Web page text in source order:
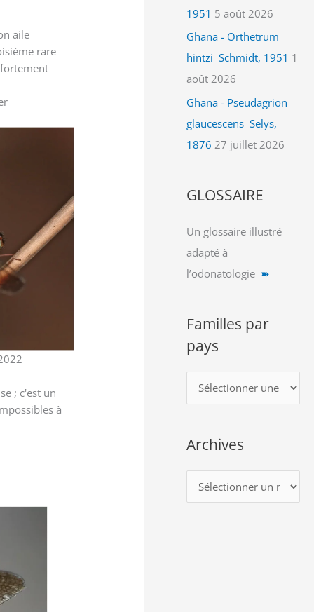
aile
rare
; c'est un
à
1951 5 août 2026
Ghana - Orthetrum
hintzi Schmidt, 1951 1
août 2026
Ghana - Pseudagrion
glaucescens Selys,
1876 27 juillet 2026
GLOSSAIRE
Un glossaire illustré
adapté à
l’odonatologie ➽
Familles par
pays
a
iArchives
r